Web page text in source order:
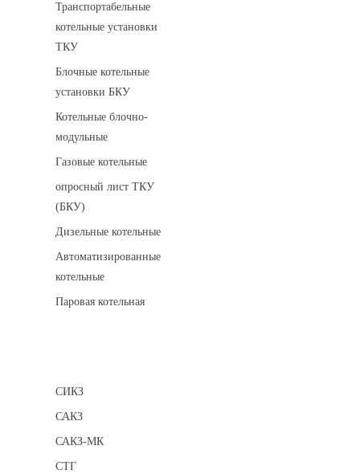
Транспортабельные
котельные установки
ТКУ
Блочные котельные
установки БКУ
Котельные блочно-
модульные
Газовые котельные
опросный лист ТКУ
(БКУ)
Дизельные котельные
Автоматизированные
котельные
Паровая котельная
СИКЗ
САКЗ
САКЗ-МК
СТГ